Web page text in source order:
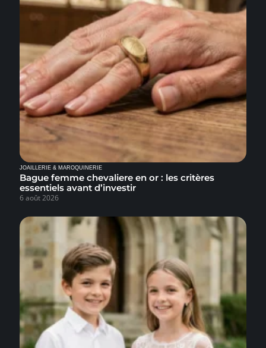
JOAILLERIE & MAROQUINERIE
Bague femme chevaliere en or : les critères
essentiels avant d’investir
6 août 2026